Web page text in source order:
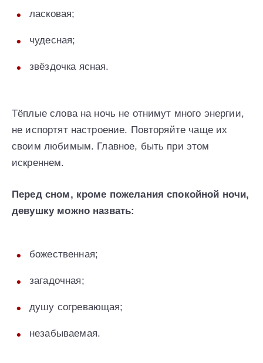
ласковая;
чудесная;
звёздочка ясная.
Тёплые слова на ночь не отнимут много энергии,
не испортят настроение. Повторяйте чаще их
своим любимым. Главное, быть при этом
искреннем.
Перед сном, кроме пожелания спокойной ночи,
девушку можно назвать:
божественная;
загадочная;
душу согревающая;
незабываемая.